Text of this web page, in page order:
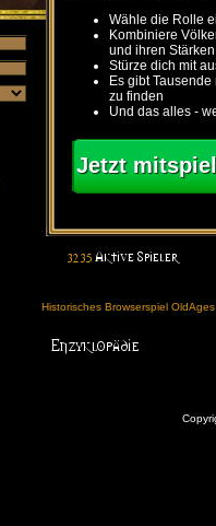
Wähle die Rolle
Kombiniere
und ihren Stärken
Stürze dich mit
Es gibt
zu finden
Und das alles -
Jetzt
Historisches Browserspiel OldAges